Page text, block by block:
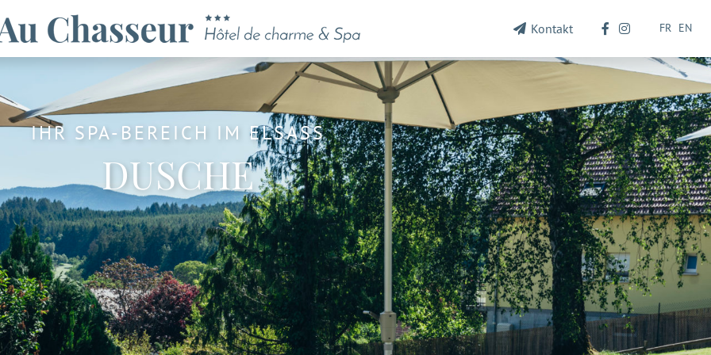
Kontakt FR EN
IHR SPA-BEREICH IM ELSASS
DUSCHE